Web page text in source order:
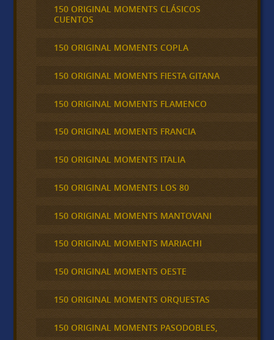
150 ORIGINAL MOMENTS CLÁSICOS
CUENTOS
150 ORIGINAL MOMENTS COPLA
150 ORIGINAL MOMENTS FIESTA GITANA
150 ORIGINAL MOMENTS FLAMENCO
150 ORIGINAL MOMENTS FRANCIA
150 ORIGINAL MOMENTS ITALIA
150 ORIGINAL MOMENTS LOS 80
150 ORIGINAL MOMENTS MANTOVANI
150 ORIGINAL MOMENTS MARIACHI
150 ORIGINAL MOMENTS OESTE
150 ORIGINAL MOMENTS ORQUESTAS
150 ORIGINAL MOMENTS PASODOBLES,